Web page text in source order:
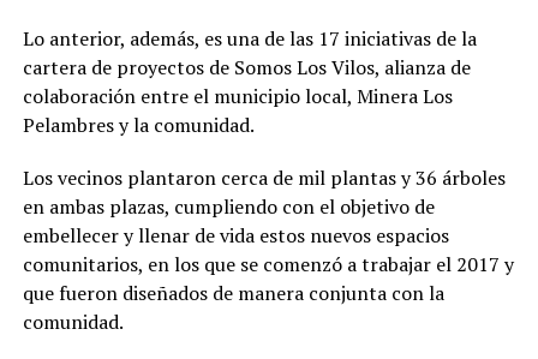
Lo anterior, además, es una de las 17 iniciativas de la
cartera de proyectos de Somos Los Vilos, alianza de
colaboración entre el municipio local, Minera Los
Pelambres y la comunidad.
Los vecinos plantaron cerca de mil plantas y 36 árboles
en ambas plazas, cumpliendo con el objetivo de
embellecer y llenar de vida estos nuevos espacios
comunitarios, en los que se comenzó a trabajar el 2017 y
que fueron diseñados de manera conjunta con la
comunidad.